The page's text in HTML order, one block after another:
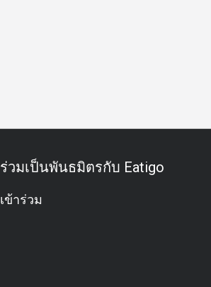
ร่วมเป็นพันธมิตรกับ Eatigo
เข้าร่วม